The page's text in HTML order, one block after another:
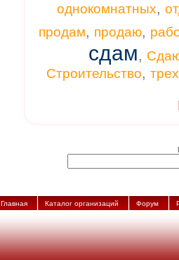
однокомнатных,
продам, продаю,
сдам,
Строительство,
Главная Каталог организаций Форум